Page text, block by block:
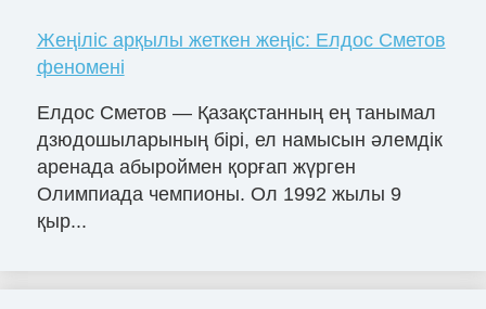
Жеңіліс арқылы жеткен жеңіс: Елдос Сметов
феномені
Елдос Сметов — Қазақстанның ең танымал
дзюдошыларының бірі, ел намысын әлемдік
аренада абыроймен қорғап жүрген
Олимпиада чемпионы. Ол 1992 жылы 9
қыр...